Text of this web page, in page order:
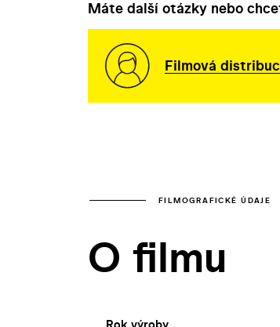
Máte další otázky nebo
Filmová
FILMOGRAFICKÉ ÚDAJE
O filmu